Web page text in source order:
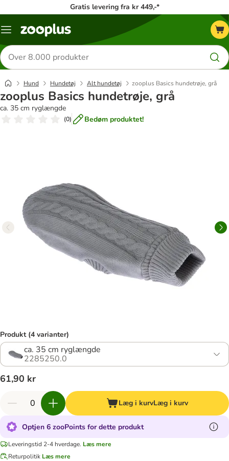
Gratis levering fra kr 449,-*
Menu
Søg
efter
produkter
Hund Hundetøj Alt hundetøj zooplus Basics hundetrøje, grå
zooplus Basics hundetrøje, grå
ca. 35 cm ryglængde
(0) Bedøm produktet!
Produkt (4 varianter)
ca. 35 cm ryglængde
2285250.0
61,90 kr
Læg i kurvLæg i kurv
Optjen 6 zooPoints for dette produkt
Leveringstid 2-4 hverdage. Læs mere
Returpolitik Læs mere